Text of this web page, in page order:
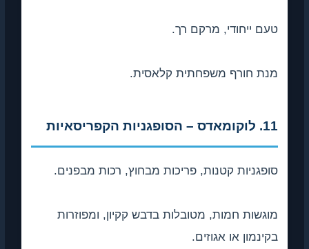
טעם ייחודי, מרקם רך.
מנת חורף משפחתית קלאסית.
11. לוקומאדס – הסופגניות הקפריסאיות
סופגניות קטנות, פריכות מבחוץ, רכות מבפנים.
מוגשות חמות, מטובלות בדבש קקיון, ומפוזרות
בקינמון או אגוזים.